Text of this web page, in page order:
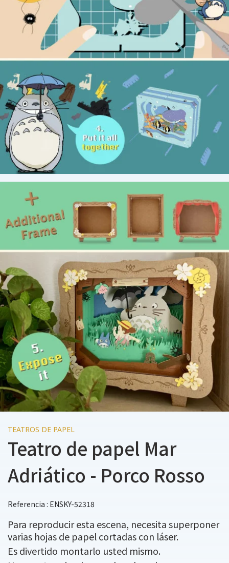
TEATROS DE PAPEL
Teatro de papel Mar
Adriático - Porco Rosso
Referencia : ENSKY-52318
Para reproducir esta escena, necesita superponer
varias hojas de papel cortadas con láser.
Es divertido montarlo usted mismo.